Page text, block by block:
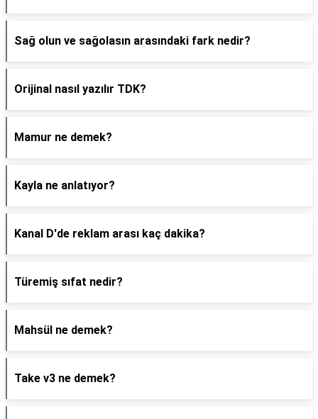
Sağ olun ve sağolasın arasındaki fark nedir?
Orijinal nasıl yazılır TDK?
Mamur ne demek?
Kayla ne anlatıyor?
Kanal D'de reklam arası kaç dakika?
Türemiş sıfat nedir?
Mahsül ne demek?
Take v3 ne demek?